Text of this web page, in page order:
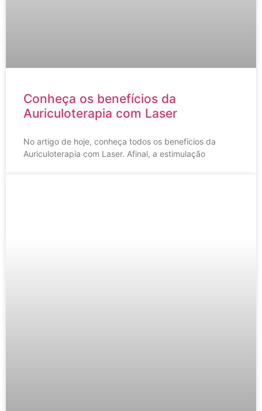
Conheça os benefícios da
Auriculoterapia com Laser
No artigo de hoje, conheça todos os benefícios da
Auriculoterapia com Laser. Afinal, a estimulação